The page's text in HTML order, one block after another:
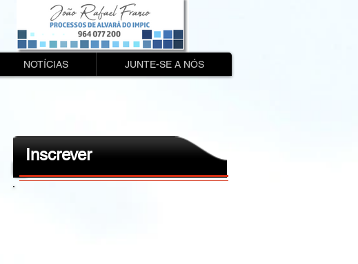
NOTÍCIAS JUNTE-SE A NÓS
Inscrever